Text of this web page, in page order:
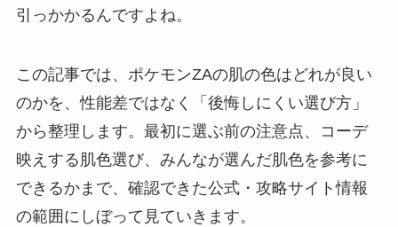
引っかかるんですよね。
この記事では、ポケモンZAの肌の色はどれが良い
のかを、性能差ではなく「後悔しにくい選び方」
から整理します。最初に選ぶ前の注意点、コーデ
映えする肌色選び、みんなが選んだ肌色を参考に
できるかまで、確認できた公式・攻略サイト情報
の範囲にしぼって見ていきます。